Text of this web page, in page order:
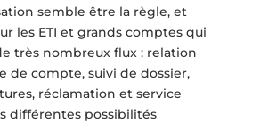
semble être la règle, et
les ETI et grands comptes qui
très nombreux flux : relation
de compte, suivi de dossier,
réclamation et service
différentes possibilités